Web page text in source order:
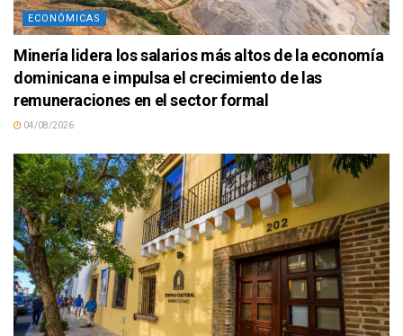
ECONÓMICAS
Minería lidera los salarios más altos de la economía
dominicana e impulsa el crecimiento de las
remuneraciones en el sector formal
04/08/2026